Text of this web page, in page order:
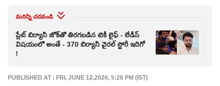
మరిన్ని చదవండి
ప్లేట్ బిర్యానీ జోక్‌తో తిరగబడిన టెకీ లైఫ్ - లేడీస్
విషయంలో అంతే - 370 బిర్యానీ వైరల్ స్టోరీ ఇదిగో
!
PUBLISHED AT : FRI, JUNE 12,2026, 5:28 PM (IST)